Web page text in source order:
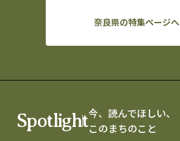
奈良県の特集ページへ
Spotlight今、読んでほしい、
このまちのこと